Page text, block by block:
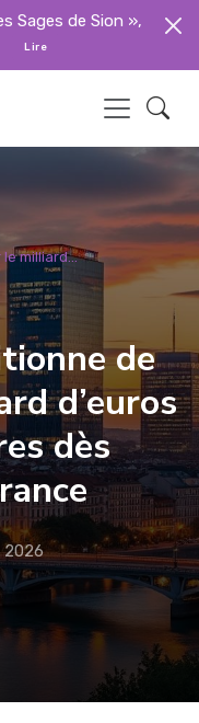
Sages de Sion »,
Lire
milliard...
de
d’euros
dès
2026